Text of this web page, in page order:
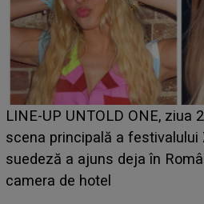
Ce a dezvăluit noua
luat prin surprindere pe
BĂIATUL VIZAT de
faptului împlinit, A